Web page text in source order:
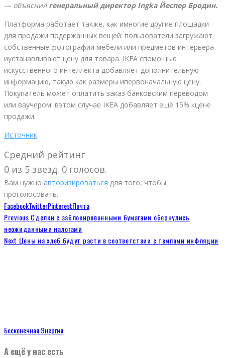
— объяснил генеральный директор Ingka Йеспер Бродин.
Платформа работает также, как имногие другие площадки
для продажи подержанных вещей: пользователи загружают
собственные фотографии мебели или предметов интерьера
иустанавливают цену для товара. IKEA спомощью
искусственного интеллекта добавляет дополнительную
информацию, такую как размеры ипервоначальную цену.
Покупатель может оплатить заказ банковским переводом
или ваучером: вэтом случае IKEA добавляет ещё 15% кцене
продажи.
Источник
Средний рейтинг
0 из 5 звезд. 0 голосов.
Вам нужно авторизироваться для того, чтобы
проголосовать.
FacebookTwitterPinterestПочта
Previous Сделки с заблокированными бумагами обернулись
неожиданными налогами
Next Цены на хлеб будут расти в соответствии с темпами инфляции
Бесконечная Энергия
А ещё у нас есть